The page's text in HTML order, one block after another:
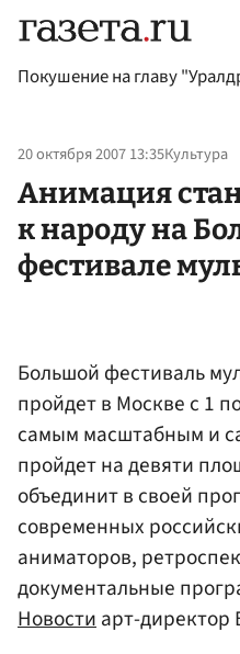
Покушение на главу
20 октября 2007 13:35Культура
Анимация
к народу на
фестивале
Большой фестиваль
пройдет в Москве с 1
самым масштабным и
пройдет на девяти
объединит в своей
современных
аниматоров,
документальные
Новостиарт-